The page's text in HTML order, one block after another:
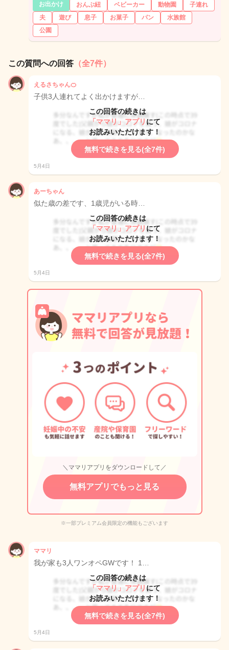
お出かけ おんぶ紐 ベビーカー 動物園
子連れ
夫
遊び 息子 お菓子 パン
水族館
公園
この質問への回答 （全7件）
えるさちゃん🍊
子供3人連れてよく出かけますが…
この回答の続きは
「ママリ」アプリ にて
お読みいただけます！
無料で続きを見る(全7件)
5月4日
あーちゃん
似た歳の差です、1歳児がいる時…
この回答の続きは
「ママリ」アプリ にて
お読みいただけます！
無料で続きを見る(全7件)
5月4日
＼ママリアプリをダウンロードして／
無料アプリでもっと見る
※一部プレミアム会員限定の機能もございます
ママリ
我が家も3人ワンオペGWです！ 1…
この回答の続きは
「ママリ」アプリ にて
お読みいただけます！
無料で続きを見る(全7件)
5月4日